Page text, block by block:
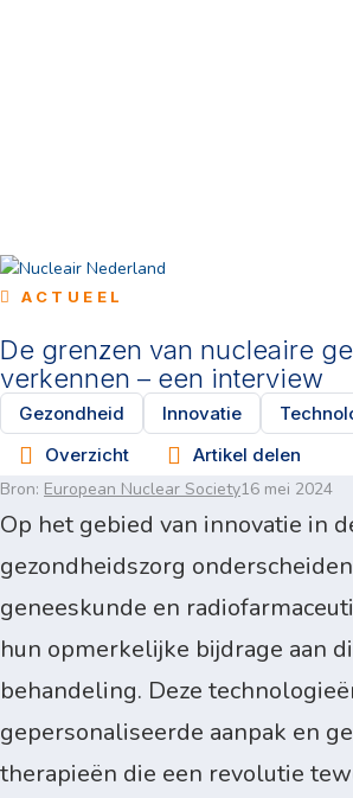
ACTUEEL
De grenzen van nucleaire
verkennen – een interview
Gezondheid Innovatie
Overzicht
Artikel delen
Bron: European Nuclear Society16 mei 2024
Op het gebied van innovatie in
gezondheidszorg
geneeskunde en
hun opmerkelijke bijdrage aan
behandeling. Deze
gepersonaliseerde aanpak en
therapieën die een revolutie